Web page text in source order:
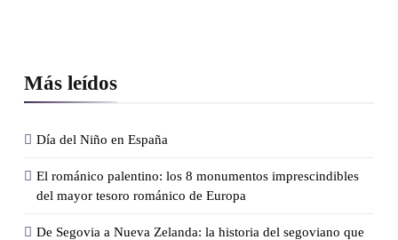
Más leídos
Día del Niño en España
El románico palentino: los 8 monumentos imprescindibles
del mayor tesoro románico de Europa
De Segovia a Nueva Zelanda: la historia del segoviano que